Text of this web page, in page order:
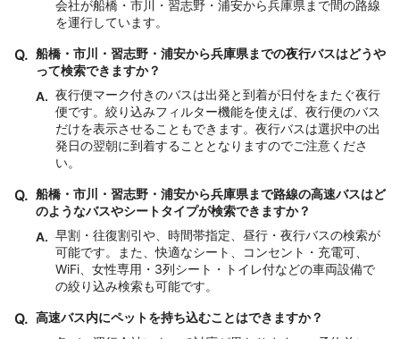
会社が船橋・市川・習志野・浦安から兵庫県まで間の路線
を運行しています。
Q. 船橋・市川・習志野・浦安から兵庫県までの夜行バスはどうや
って検索できますか？
A. 夜行便マーク付きのバスは出発と到着が日付をまたぐ夜行
便です。絞り込みフィルター機能を使えば、夜行便のバス
だけを表示させることもできます。夜行バスは選択中の出
発日の翌朝に到着することとなりますのでご注意くださ
い。
Q. 船橋・市川・習志野・浦安から兵庫県まで路線の高速バスはど
のようなバスやシートタイプが検索できますか？
A. 早割・往復割引や、時間帯指定、昼行・夜行バスの検索が
可能です。また、快適なシート、コンセント・充電可、
WiFi、女性専用・3列シート・トイレ付などの車両設備で
の絞り込み検索も可能です。
Q. 高速バス内にペットを持ち込むことはできますか？